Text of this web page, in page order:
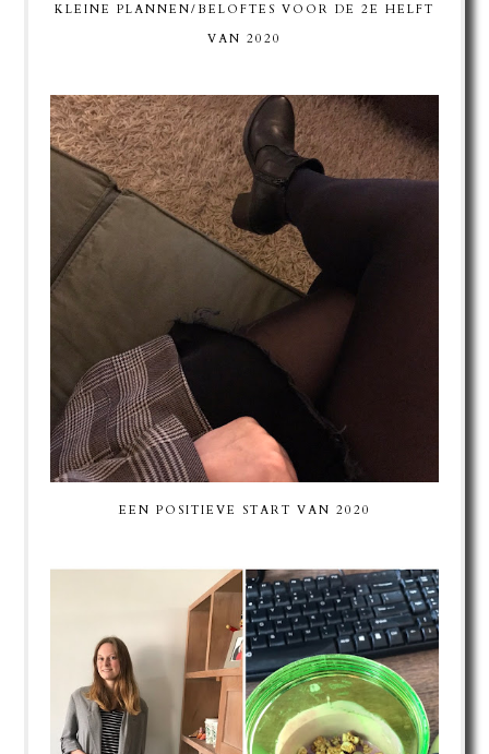
KLEINE PLANNEN/BELOFTES VOOR DE 2E HELFT
VAN 2020
EEN POSITIEVE START VAN 2020